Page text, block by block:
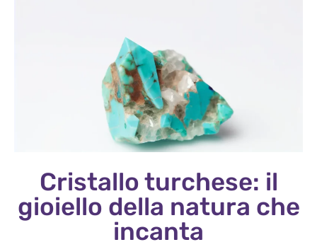
Cristallo turchese: il
gioiello della natura che
incanta